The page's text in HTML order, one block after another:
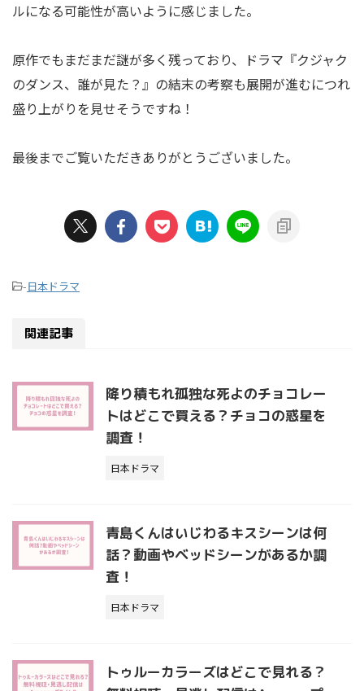
ルになる可能性が高いように感じました。
原作でもまだまだ謎が多く残っており、ドラマ『クジャク
のダンス、誰が見た？』の結末の考察も展開が進むにつれ
盛り上がりを見せそうですね！
最後までご覧いただきありがとうございました。
-日本ドラマ
関連記事
降り積もれ孤独な死よのチョコレー
トはどこで買える？チョコの惑星を
調査！
日本ドラマ
青島くんはいじわるキスシーンは何
話？動画やベッドシーンがあるか調
査！
日本ドラマ
トゥルーカラーズはどこで見れる？